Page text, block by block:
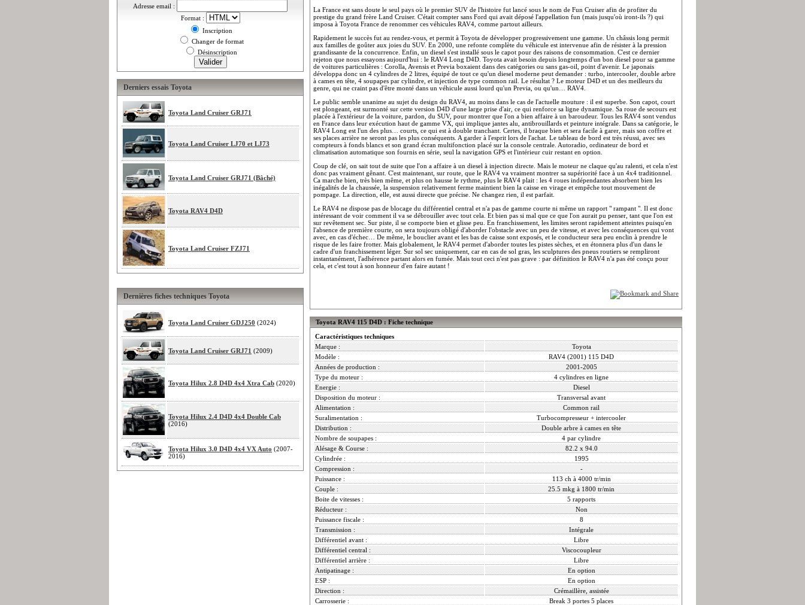
Adresse email :
Format :
Inscription
Changer de format
Désinscription
Derniers essais Toyota
Toyota Land Cruiser GRJ71
Toyota Land Cruiser LJ70 et LJ73
Toyota Land Cruiser GRJ71 (Bâché)
Toyota RAV4 D4D
Toyota Land Cruiser FZJ71
Dernières fiches techniques Toyota
Toyota Land Cruiser GDJ250 (2024)
Toyota Land Cruiser GRJ71 (2009)
Toyota Hilux 2.8 D4D 4x4 Xtra Cab (2020)
Toyota Hilux 2.4 D4D 4x4 Double Cab
(2016)
Toyota Hilux 3.0 D4D 4x4 VX Auto (2007-
2016)
La France est sans doute le seul pays où le premier SUV de l'histoire fut lancé sous le nom de Fun Cruiser afin de profiter du
prestige du grand frère Land Cruiser. C'était compter sans Ford qui avait déposé l'appellation fun (mais jusqu'où iront-ils ?) qui
imposa à Toyota France de renommer ces véhicules RAV4, comme partout ailleurs.
Rapidement le succès fut au rendez-vous, et permit à Toyota de développer progressivement une gamme. Un châssis long permit
aux familles de goûter aux joies du SUV. En 2000, une refonte complète du véhicule est intervenue afin de résister à la pression
grandissante de la concurrence. Enfin, un diesel s'est installé sous le capot pour des raisons de consommation. C'est ce dernier
rejeton que nous essayons aujourd'hui : le RAV4 Long D4D. Toyota avait besoin depuis longtemps d'un bon diesel pour sa gamme
de voitures particulières : Corolla, Avensis et Previa boxaient dans des catégories ou sans gas-oil, point d'avenir. Le japonais
développa donc un 4 cylindres de 2 litres, équipé de tout ce qu'un diesel moderne peut demander : turbo, intercooler, double arbre
à cames en tête, 4 soupapes par cylindre, et injection de type common rail. Le résultat ? Le moteur D4D et un des meilleurs du
genre, qui ne craint pas d'être monté dans un véhicule aussi lourd qu'un Previa, ou qu'un… RAV4.
Le public semble unanime au sujet du design du RAV4, au moins dans le cas de l'actuelle mouture : il est superbe. Son capot, court
est plongeant, est surmonté sur cette version D4D d'une large prise d'air, ce qui renforce sa ligne dynamique. Sa roue de secours est
placée à l'extérieur de la voiture, pardon, du SUV, pour montrer que l'on a bien affaire à un baroudeur. Tous les RAV4 sont vendus
en France dans leur exécution haut de gamme VX, qui implique jantes alu, antibrouillards et peinture intégrale. Dans sa catégorie, le
RAV4 Long est l'un des plus… courts, ce qui est à double tranchant. Certes, il braque bien et sera facile à garer, mais son coffre et
ses places arrière ne seront pas les plus conséquents. A garder à l'esprit lors de l'achat. Le tableau de bord est très réussi, avec ses
compteurs à fonds blancs et son grand écran multifonction placé sur la console centrale. Autoradio, ordinateur de bord et
climatisation automatique son fournis en série, seul la navigation GPS et l'intérieur cuir restant en option.
Coup de clé, on sait tout de suite que l'on a affaire à un diesel à injection directe. Mais le moteur ne claque qu'au ralenti, et cela n'est
donc pas vraiment gênant. C'est maintenant, sur route, que le RAV4 va vraiment montrer sa supériorité face à un 4x4 traditionnel.
Ca marche bien, très bien même, et plus on hausse le rythme, plus le RAV4 plait : les 4 roues indépendantes absorbent bien les
inégalités de la chaussée, la suspension relativement ferme maintient bien la caisse en virage et empêche tout mouvement de
pompage. La direction, elle, est aussi directe que précise. Ne changez rien, il est parfait.
Le RAV4 ne dispose pas de blocage du différentiel central et n'a pas de gamme courte ni même un rapport " rampant ". Il est donc
intéressant de voir comment il va se débrouiller avec tout cela. Et bien pas si mal que ce que l'on aurait pu penser, tant que l'on est
sur revêtement sec. Sur piste, il se comporte bien et glisse peu. En franchissement, les limites seront rapidement atteintes puisqu'en
l'absence de première courte, on sera toujours obligé d'aborder l'obstacle avec un peu de vitesse, et avec les conséquences qui vont
avec, en cas d'échec… De même, le bouclier avant et les bas de caisse sont exposés, et le conducteur sera peu enclin à prendre le
risque de les faire frotter. Mais globalement, le RAV4 permet d'aborder toutes les pistes sèches, et en étonnera plus d'un dans le
cadre d'un franchissement léger. Sur sol sec uniquement, car en cas de sol gras, les sculptures des pneus routiers se rempliront
instantanément, l'adhérence partant alors en fumée. Mais tout ceci n'est pas grave : par définition le RAV4 n'a pas été conçu pour
cela, et c'est tout à son honneur d'en faire autant !
Toyota RAV4 115 D4D : Fiche technique
Caractéristiques techniques
Marque :
Toyota
Modèle :
RAV4 (2001) 115 D4D
Années de production :
2001-2005
Type du moteur :
4 cylindres en ligne
Energie :
Diesel
Disposition du moteur :
Transversal avant
Alimentation :
Common rail
Suralimentation :
Turbocompresseur + intercooler
Distribution :
Double arbre à cames en tête
Nombre de soupapes :
4 par cylindre
Alésage & Course :
82.2 x 94.0
Cylindrée :
1995
Compression :
-
Puissance :
113 ch à 4000 tr/min
Couple :
25.5 mkg à 1800 tr/min
Boite de vitesses :
5 rapports
Réducteur :
Non
Puissance fiscale :
8
Transmission :
Intégrale
Différentiel avant :
Libre
Différentiel central :
Viscocoupleur
Différentiel arrière :
Libre
Antipatinage :
En option
ESP :
En option
Direction :
Crémaillère, assistée
Carrosserie :
Break 3 portes 5 places